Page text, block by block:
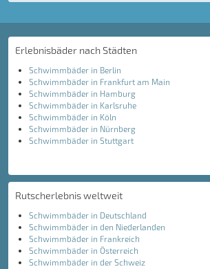
Erlebnisbäder nach Städten
Schwimmbäder in Berlin
Schwimmbäder in Frankfurt am Main
Schwimmbäder in Hamburg
Schwimmbäder in Karlsruhe
Schwimmbäder in Köln
Schwimmbäder in Nürnberg
Schwimmbäder in Stuttgart
Rutscherlebnis weltweit
Schwimmbäder in Deutschland
Schwimmbäder in den Niederlanden
Schwimmbäder in Frankreich
Schwimmbäder in Österreich
Schwimmbäder in der Schweiz